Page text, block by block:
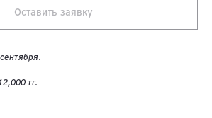
Оставить заявку
тг.